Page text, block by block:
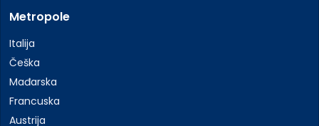
Metropole
Italija
Češka
Mađarska
Francuska
Austrija